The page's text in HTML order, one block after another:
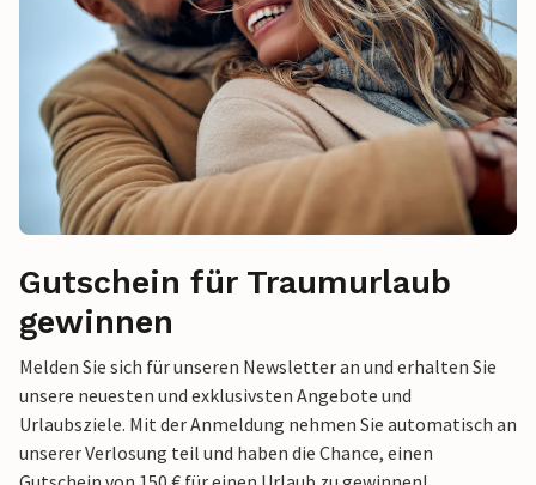
Gutschein für Traumurlaub
gewinnen
Melden Sie sich für unseren Newsletter an und erhalten Sie
unsere neuesten und exklusivsten Angebote und
Urlaubsziele. Mit der Anmeldung nehmen Sie automatisch an
unserer Verlosung teil und haben die Chance, einen